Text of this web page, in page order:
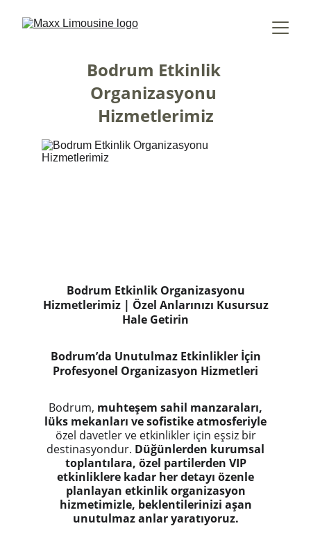
Bodrum Etkinlik
Organizasyonu
Hizmetlerimiz
Bodrum Etkinlik Organizasyonu
Hizmetlerimiz | Özel Anlarınızı Kusursuz
Hale Getirin
Bodrum’da Unutulmaz Etkinlikler İçin
Profesyonel Organizasyon Hizmetleri
Bodrum, muhteşem sahil manzaraları,
lüks mekanları ve sofistike atmosferiyle
özel davetler ve etkinlikler için eşsiz bir
destinasyondur. Düğünlerden kurumsal
toplantılara, özel partilerden VIP
etkinliklere kadar her detayı özenle
planlayan etkinlik organizasyon
hizmetimizle, beklentilerinizi aşan
unutulmaz anlar yaratıyoruz.